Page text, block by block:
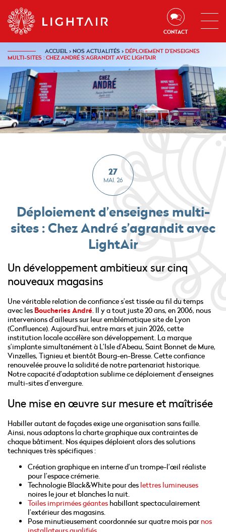
Aller au contenu Aller à la recherche
CONTACT
ACCUEIL›NOS ACTUALITÉS›DÉPLOIEMENT D’ENSEIGNES
MULTI-SITES : CHEZ ANDRÉ S’AGRANDIT AVEC LIGHTAIR
Déploiement d’enseignes multi-
sites : Chez André s’agrandit avec
LightAir
27
MAI. 26
Un développement ambitieux sur cinq
nouveaux magasins
Une véritable relation de confiance s’est tissée au fil du temps
avec les Boucheries André. Il y a tout juste 20 ans, en 2006, nous
intervenions d’ailleurs sur leur emblématique site de Lyon
(Confluence). Aujourd’hui, entre mars et juin 2026, cette
institution locale accélère son développement. La marque
s’implante simultanément à L’Isle d’Abeau, Saint Bonnet de Mure,
Vinzelles, Tignieu et bientôt Bourg-en-Bresse. Cette confiance
renouvelée prouve la solidité de notre partenariat historique.
Notre capacité d’adaptation sublime ce déploiement d’enseignes
multi-sites d’envergure.
Une mise en œuvre sur mesure et maîtrisée
Habiller autant de façades exige une organisation sans faille.
Ainsi, nous adaptons la charte graphique aux contraintes de
chaque bâtiment. Nos équipes déploient alors des solutions
techniques très spécifiques :
Création graphique en interne d’un trompe-l’œil réaliste
pour l’espace crémerie.
Technologie Black&White pour des lettres lumineuses
noires le jour et blanches la nuit.
Toiles imprimées géantes habillant spectaculairement
l’extérieur des magasins.
Pose minutieusement coordonnée sur quatre mois par nos